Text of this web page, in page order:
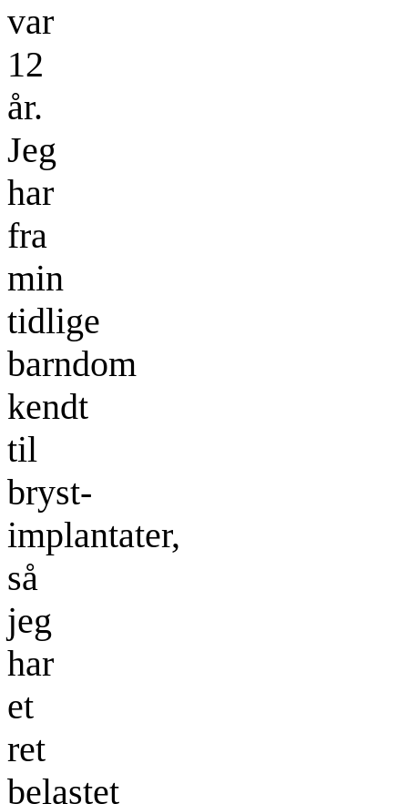
var
12
år.
Jeg
har
fra
min
tidlige
barndom
kendt
til
bryst-
implantater,
så
jeg
har
et
ret
belastet